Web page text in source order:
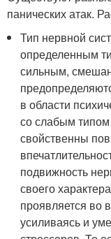
панических атак.
Тип нервной
определенным
сильным,
в области
со слабым
свойственны
подвижность
своего
проявляется во
усиливаясь и